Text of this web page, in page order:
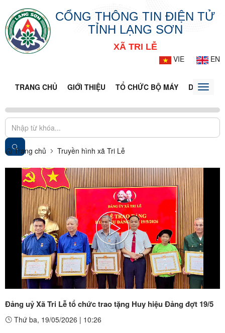
CỔNG THÔNG TIN ĐIỆN TỬ
TỈNH LẠNG SƠN
XÃ TRI LỄ
VIE
EN
TRANG CHỦ GIỚI THIỆU TỔ CHỨC BỘ MÁY DOANH
Toggle
Trang chủ Truyền hình xã Tri Lễ
Play
Video
Đảng uỷ Xã Tri Lễ tổ chức trao tặng Huy hiệu Đảng đợt 19/5
Thứ ba, 19/05/2026 | 10:26